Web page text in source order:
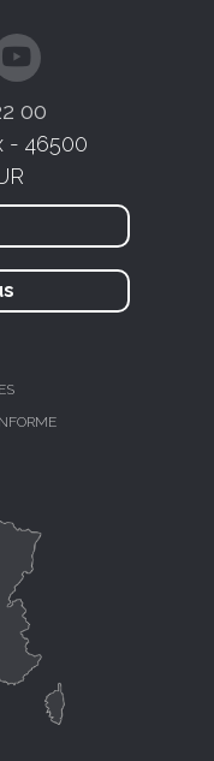
00
- 46500